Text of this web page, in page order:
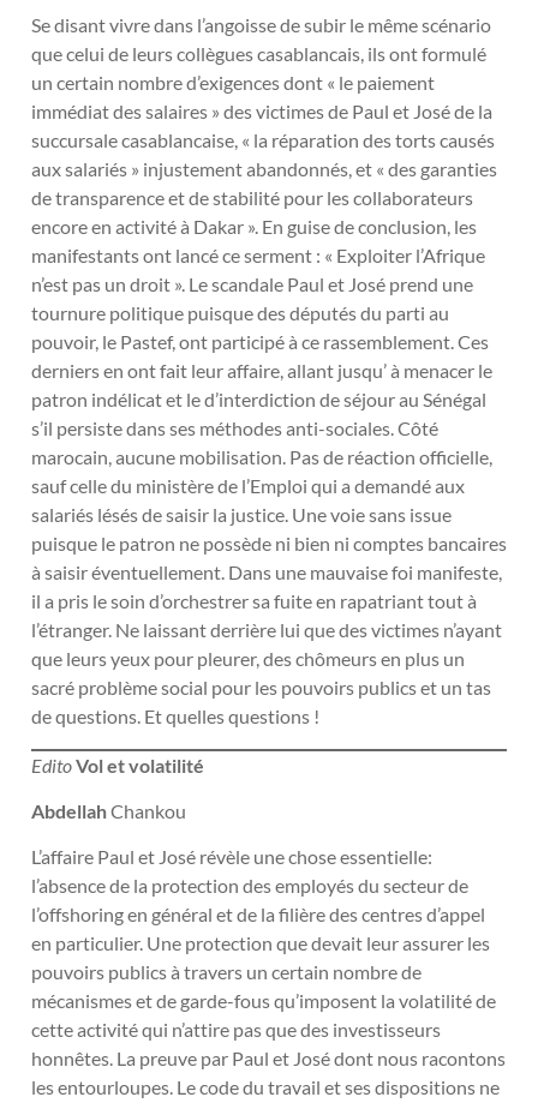
Se disant vivre dans l’angoisse de subir le même scénario
que celui de leurs collègues casablancais, ils ont formulé
un certain nombre d’exigences dont « le paiement
immédiat des salaires » des victimes de Paul et José de la
succursale casablancaise, « la réparation des torts causés
aux salariés » injustement abandonnés, et « des garanties
de transparence et de stabilité pour les collaborateurs
encore en activité à Dakar ». En guise de conclusion, les
manifestants ont lancé ce serment : « Exploiter l’Afrique
n’est pas un droit ». Le scandale Paul et José prend une
tournure politique puisque des députés du parti au
pouvoir, le Pastef, ont participé à ce rassemblement. Ces
derniers en ont fait leur affaire, allant jusqu’ à menacer le
patron indélicat et le d’interdiction de séjour au Sénégal
s’il persiste dans ses méthodes anti-sociales. Côté
marocain, aucune mobilisation. Pas de réaction officielle,
sauf celle du ministère de l’Emploi qui a demandé aux
salariés lésés de saisir la justice. Une voie sans issue
puisque le patron ne possède ni bien ni comptes bancaires
à saisir éventuellement. Dans une mauvaise foi manifeste,
il a pris le soin d’orchestrer sa fuite en rapatriant tout à
l’étranger. Ne laissant derrière lui que des victimes n’ayant
que leurs yeux pour pleurer, des chômeurs en plus un
sacré problème social pour les pouvoirs publics et un tas
de questions. Et quelles questions !
EditoVol et volatilité
AbdellahChankou
L’affaire Paul et José révèle une chose essentielle:
l’absence de la protection des employés du secteur de
l’offshoring en général et de la filière des centres d’appel
en particulier. Une protection que devait leur assurer les
pouvoirs publics à travers un certain nombre de
mécanismes et de garde-fous qu’imposent la volatilité de
cette activité qui n’attire pas que des investisseurs
honnêtes. La preuve par Paul et José dont nous racontons
les entourloupes. Le code du travail et ses dispositions ne